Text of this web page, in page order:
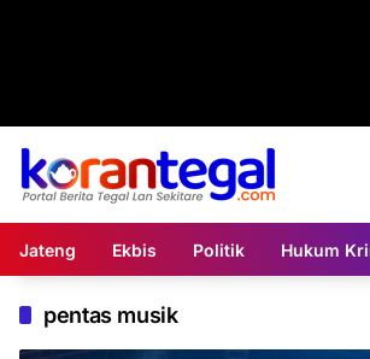
Jateng Ekbis Politik Hukum
pentas musik